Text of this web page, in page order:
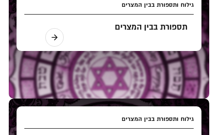
גילוח ותספורת בבין המצרים
תספורת בבין המצרים
גילוח ותספורת בבין המצרים